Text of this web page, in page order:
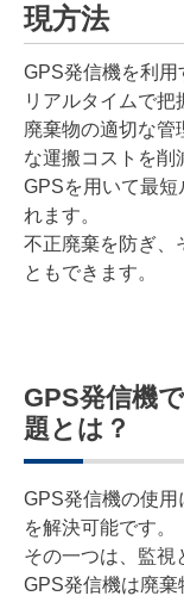
現方法
GPS発信機を利
リアルタイムで把
廃棄物の適切な管
な運搬コストを削
GPSを用いて最短
れます。
不正廃棄を防ぎ、
ともできます。
GPS発信機
題とは？
GPS発信機の使用
を解決可能です。
その一つは、監視
GPS発信機は廃棄